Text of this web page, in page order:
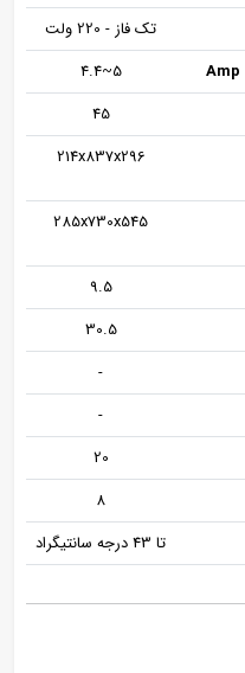
تک فاز - 220 ولت
5~4.4
45
214x837x296
285x730x545
9.5
30.5
-
-
20
8
تا 43 درجه سانتیگراد